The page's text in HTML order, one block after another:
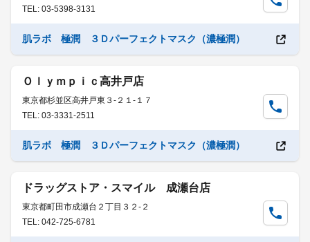
TEL: 03-5398-3131
肌ラボ 極潤 ３Ｄパーフェクトマスク（濃極潤）
Ｏｌｙｍｐｉｃ高井戸店
東京都杉並区高井戸東３-２１-１７
TEL: 03-3331-2511
肌ラボ 極潤 ３Ｄパーフェクトマスク（濃極潤）
ドラッグストア・スマイル 成瀬台店
東京都町田市成瀬台２丁目３２-２
TEL: 042-725-6781